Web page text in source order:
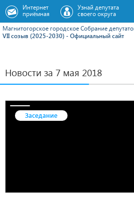
Магнитогорское городское Cобрание
VII созыв (2025-2030) - Официальный сайт
Интернет
приёмная
Узнай депутата
своего округа
Новости за 7 мая 2018
Заседание